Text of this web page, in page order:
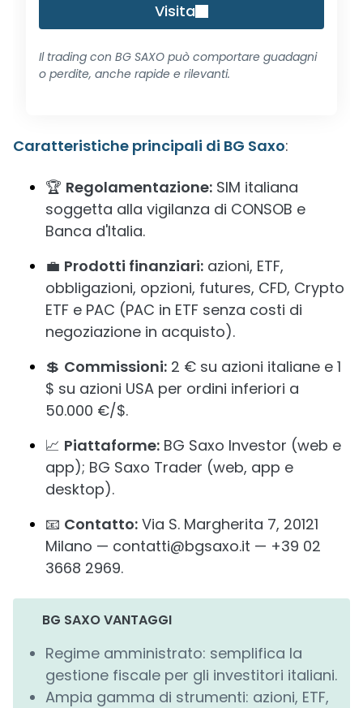
Visita
Il trading con BG SAXO può comportare guadagni
o perdite, anche rapide e rilevanti.
Caratteristiche principali di BG Saxo:
🏆 Regolamentazione: SIM italiana
soggetta alla vigilanza di CONSOB e
Banca d'Italia.
💼 Prodotti finanziari: azioni, ETF,
obbligazioni, opzioni, futures, CFD, Crypto
ETF e PAC (PAC in ETF senza costi di
negoziazione in acquisto).
💲 Commissioni: 2 € su azioni italiane e 1
$ su azioni USA per ordini inferiori a
50.000 €/$.
📈 Piattaforme: BG Saxo Investor (web e
app); BG Saxo Trader (web, app e
desktop).
📧 Contatto: Via S. Margherita 7, 20121
Milano — contatti@bgsaxo.it — +39 02
3668 2969.
BG SAXO VANTAGGI
Regime amministrato: semplifica la
gestione fiscale per gli investitori italiani.
Ampia gamma di strumenti: azioni, ETF,